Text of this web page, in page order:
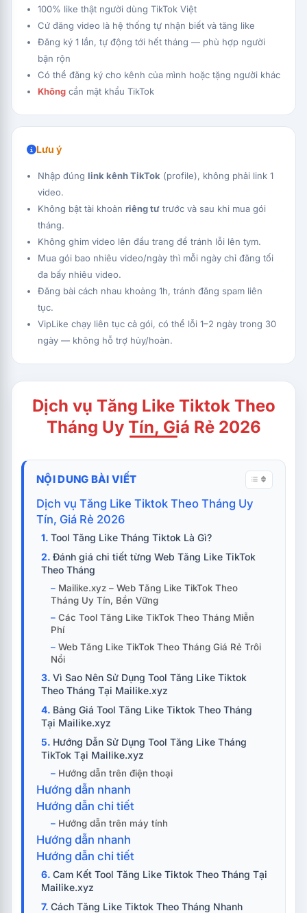
100% like thật người dùng TikTok Việt
Cứ đăng video là hệ thống tự nhận biết và tăng like
Đăng ký 1 lần, tự động tới hết tháng — phù hợp người
bận rộn
Có thể đăng ký cho kênh của mình hoặc tặng người khác
Không cần mật khẩu TikTok
Lưu ý
Nhập đúng link kênh TikTok (profile), không phải link 1
video.
Không bật tài khoản riêng tư trước và sau khi mua gói
tháng.
Không ghim video lên đầu trang để tránh lỗi lên tym.
Mua gói bao nhiêu video/ngày thì mỗi ngày chỉ đăng tối
đa bấy nhiêu video.
Đăng bài cách nhau khoảng 1h, tránh đăng spam liên
tục.
VipLike chạy liên tục cả gói, có thể lỗi 1–2 ngày trong 30
ngày — không hỗ trợ hủy/hoàn.
Dịch vụ Tăng Like Tiktok Theo
Tháng Uy Tín, Giá Rẻ 2026
NỘI DUNG BÀI VIẾT
Dịch vụ Tăng Like Tiktok Theo Tháng Uy
Tín, Giá Rẻ 2026
Tool Tăng Like Tháng Tiktok Là Gì?
Đánh giá chi tiết từng Web Tăng Like TikTok
Theo Tháng
Mailike.xyz – Web Tăng Like TikTok Theo
Tháng Uy Tín, Bền Vững
Các Tool Tăng Like TikTok Theo Tháng Miễn
Phí
Web Tăng Like TikTok Theo Tháng Giá Rẻ Trôi
Nổi
Vì Sao Nên Sử Dụng Tool Tăng Like Tiktok
Theo Tháng Tại Mailike.xyz
Bảng Giá Tool Tăng Like Tiktok Theo Tháng
Tại Mailike.xyz
Hướng Dẫn Sử Dụng Tool Tăng Like Tháng
TikTok Tại Mailike.xyz
Hướng dẫn trên điện thoại
Hướng dẫn nhanh
Hướng dẫn chi tiết
Hướng dẫn trên máy tính
Hướng dẫn nhanh
Hướng dẫn chi tiết
Cam Kết Tool Tăng Like Tiktok Theo Tháng Tại
Mailike.xyz
Cách Tăng Like Tiktok Theo Tháng Nhanh